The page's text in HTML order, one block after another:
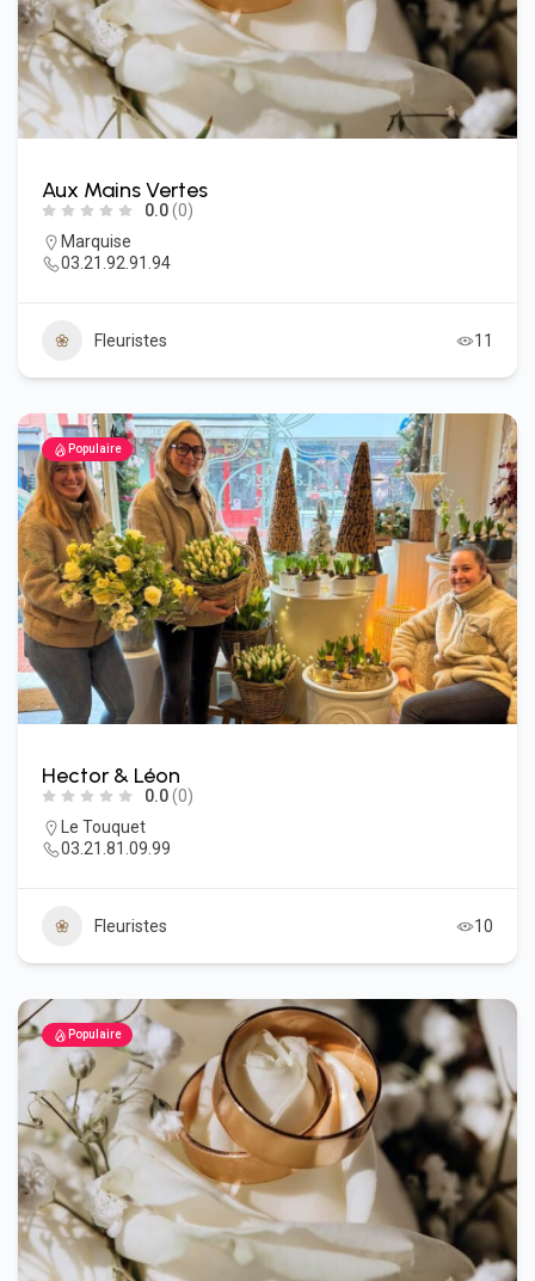
Aux Mains Vertes
0.0(0)
Marquise
03.21.92.91.94
Fleuristes 11
Populaire
Hector & Léon
0.0(0)
Le Touquet
03.21.81.09.99
Fleuristes 10
Populaire